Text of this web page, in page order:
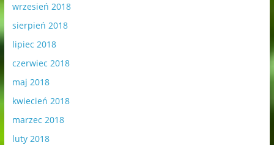
wrzesień 2018
sierpień 2018
lipiec 2018
czerwiec 2018
maj 2018
kwiecień 2018
marzec 2018
luty 2018